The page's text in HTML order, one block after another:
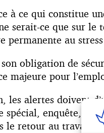
à ce qui constitue
serait-ce que sur
permanente au
son obligation de
majeure pour
les alertes doivent
spécial, enquête,
le retour au travail